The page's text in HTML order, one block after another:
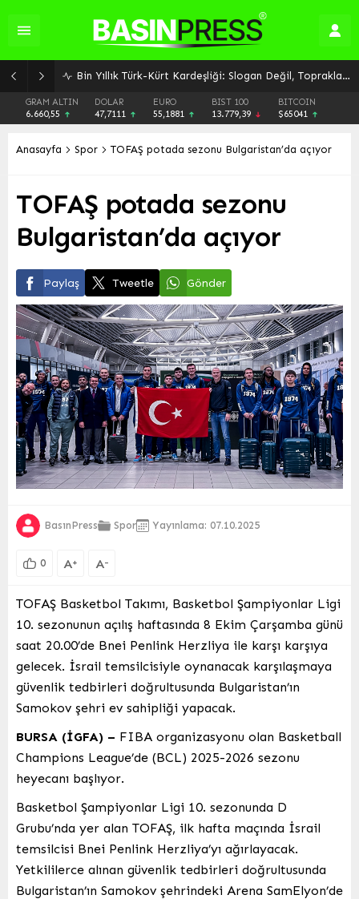
İSDEMİR’den Sürdürülebilir Büyüme Hamlesi: Üretim Kapasitesi ve Enerji Verimliliğine Odaklanıldı
GRAM ALTIN
6.660,55
DOLAR
47,7111
EURO
55,1881
BIST 100
13.779,39
BITCOIN
$65041
Anasayfa Spor TOFAŞ potada sezonu Bulgaristan’da açıyor
TOFAŞ potada sezonu
Bulgaristan’da açıyor
Paylaş Tweetle Gönder
BasınPress Spor Yayınlama: 07.10.2025
0 A+ A-
TOFAŞ Basketbol Takımı, Basketbol Şampiyonlar Ligi
10. sezonunun açılış haftasında 8 Ekim Çarşamba günü
saat 20.00’de Bnei Penlink Herzliya ile karşı karşıya
gelecek. İsrail temsilcisiyle oynanacak karşılaşmaya
güvenlik tedbirleri doğrultusunda Bulgaristan’ın
Samokov şehri ev sahipliği yapacak.
BURSA (İGFA) – FIBA organizasyonu olan Basketball
Champions League’de (BCL) 2025-2026 sezonu
heyecanı başlıyor.
Basketbol Şampiyonlar Ligi 10. sezonunda D
Grubu’nda yer alan TOFAŞ, ilk hafta maçında İsrail
temsilcisi Bnei Penlink Herzliya’yı ağırlayacak.
Yetkililerce alınan güvenlik tedbirleri doğrultusunda
Bulgaristan’ın Samokov şehrindeki Arena SamElyon’de